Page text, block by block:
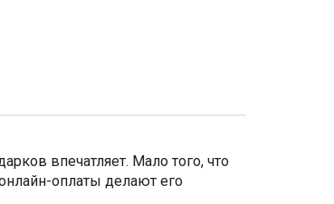
впечатляет. Мало того, что
оплаты делают его